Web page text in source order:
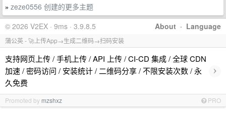
» zeze0556 创建的更多主题
About · Language
© 2026 V2EX · 9ms · 3.9.8.5
蒲公英 - 🚀上传App→生成二维码→扫码安装
支持网页上传 / 手机上传 / API 上传 / CI-CD 集成 / 全球 CDN
加速 / 密码访问 / 安装统计 / 二维码分享 / 不限安装次数 / 永
久免费
›
Promoted by mzshxz PRO